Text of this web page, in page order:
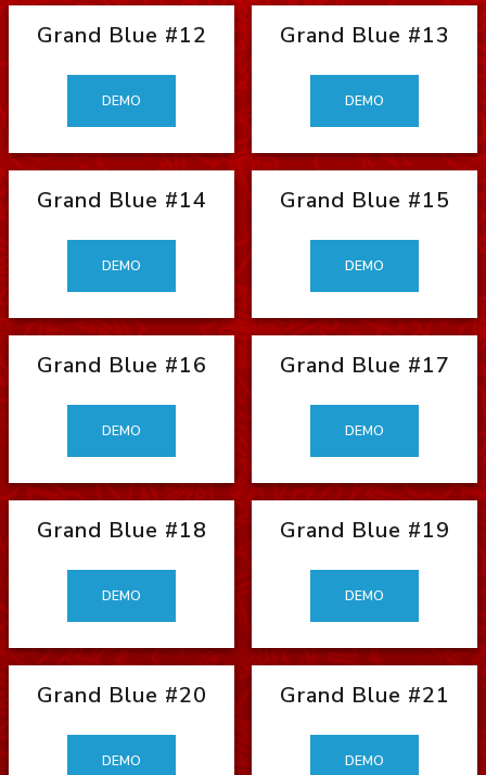
Grand Blue #12
DEMO
Grand Blue #13
DEMO
Grand Blue #14
DEMO
Grand Blue #15
DEMO
Grand Blue #16
DEMO
Grand Blue #17
DEMO
Grand Blue #18
DEMO
Grand Blue #19
DEMO
Grand Blue #20
DEMO
Grand Blue #21
DEMO